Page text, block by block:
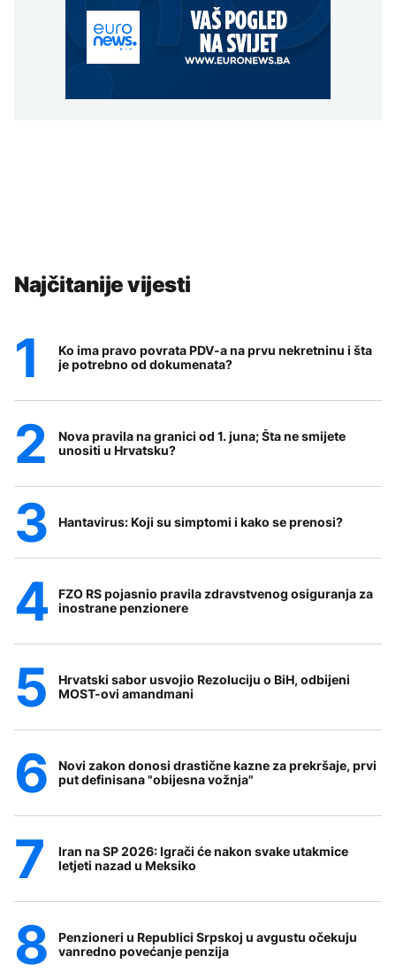
Najčitanije vijesti
Ko ima pravo povrata PDV-a na prvu nekretninu i šta
je potrebno od dokumenata?
Nova pravila na granici od 1. juna; Šta ne smijete
unositi u Hrvatsku?
Hantavirus: Koji su simptomi i kako se prenosi?
FZO RS pojasnio pravila zdravstvenog osiguranja za
inostrane penzionere
Hrvatski sabor usvojio Rezoluciju o BiH, odbijeni
MOST-ovi amandmani
Novi zakon donosi drastične kazne za prekršaje, prvi
put definisana "obijesna vožnja"
Iran na SP 2026: Igrači će nakon svake utakmice
letjeti nazad u Meksiko
Penzioneri u Republici Srpskoj u avgustu očekuju
vanredno povećanje penzija